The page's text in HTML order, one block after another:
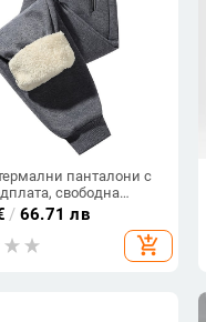
панталони с
свободна
талия, смес от
влакна, лека
/ 66.71 лв
add_shopping_cart